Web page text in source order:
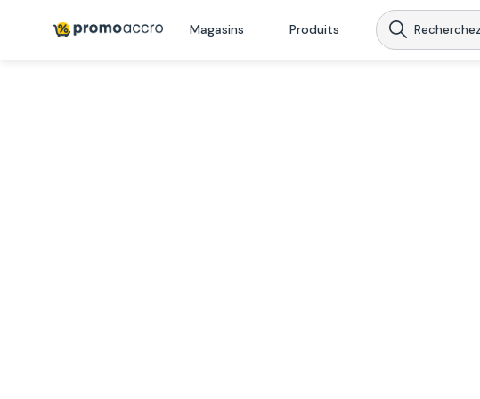
Magasins Produits